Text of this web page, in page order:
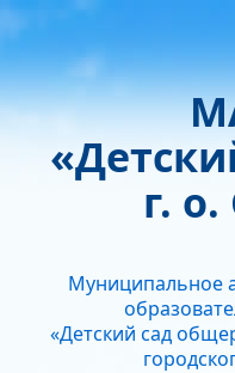
г.
Муниципальное
«Детский сад
Монохромные
Кернинг
Стандартный
Интервал
Без засечек С